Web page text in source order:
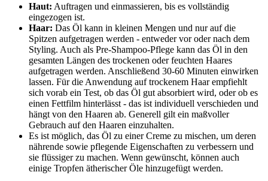
Haut: Auftragen und einmassieren, bis es vollständig
eingezogen ist.
Haar: Das Öl kann in kleinen Mengen und nur auf die
Spitzen aufgetragen werden - entweder vor oder nach dem
Styling. Auch als Pre-Shampoo-Pflege kann das Öl in den
gesamten Längen des trockenen oder feuchten Haares
aufgetragen werden. Anschließend 30-60 Minuten einwirken
lassen. Für die Anwendung auf trockenem Haar empfiehlt
sich vorab ein Test, ob das Öl gut absorbiert wird, oder ob es
einen Fettfilm hinterlässt - das ist individuell verschieden und
hängt von den Haaren ab. Generell gilt ein maßvoller
Gebrauch auf den Haaren einzuhalten.
Es ist möglich, das Öl zu einer Creme zu mischen, um deren
nährende sowie pflegende Eigenschaften zu verbessern und
sie flüssiger zu machen. Wenn gewünscht, können auch
einige Tropfen ätherischer Öle hinzugefügt werden.